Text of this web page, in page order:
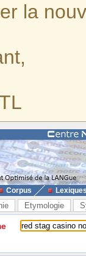
la
Corpus
Etymologie